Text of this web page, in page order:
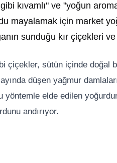
kıvamlı" ve "yoğun
mayalamak için market
sunduğu kır çiçekleri
çiçekler, sütün içinde doğal
düşen yağmur
yöntemle elde edilen
andırıyor.